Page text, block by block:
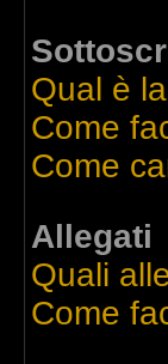
Qual è
Come
Come
Allegati
Quali
Come